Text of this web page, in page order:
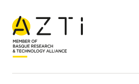
Inicio
Proyectos de investigación
Red de Escuelas Azules de Euskadi